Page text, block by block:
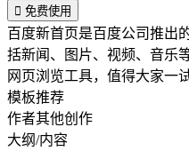
 免费使用
百度新首页是百度公司推出
括新闻、图片、视频、音乐
网页浏览工具，值得大家一试
模板推荐
作者其他创作
大纲/内容